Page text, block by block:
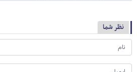
نظر شما